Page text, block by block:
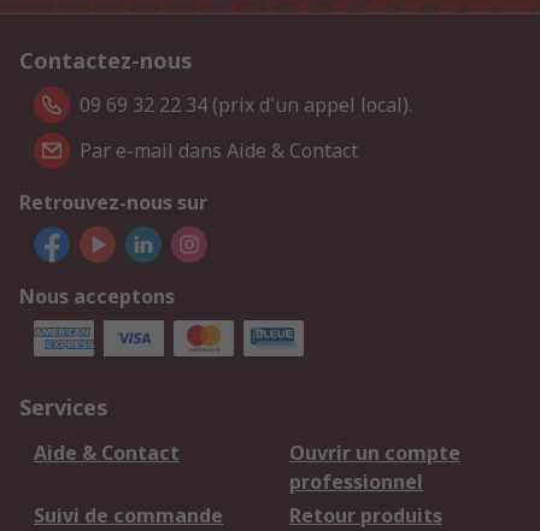
Contactez-nous
09 69 32 22 34 (prix d'un appel local).
Par e-mail dans Aide & Contact
Retrouvez-nous sur
Nous acceptons
Services
Aide & Contact
Ouvrir un compte
professionnel
Suivi de commande
Retour produits